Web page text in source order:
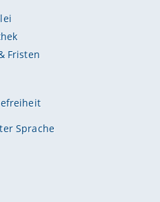
Fristen
Sprache